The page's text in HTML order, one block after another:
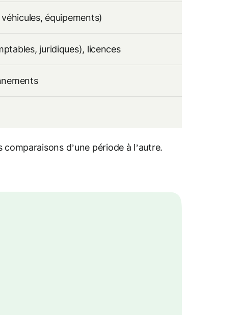
équipements)
juridiques), licences
d’une période à l’autre.